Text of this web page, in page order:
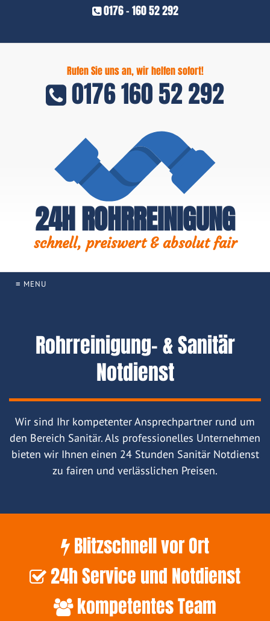
0176 - 160 52 292
Rufen Sie uns an, wir helfen sofort!
0176 160 52 292
24H ROHRREINIGUNG
schnell, preiswert & absolut fair
≡ MENU
Rohrreinigung- & Sanitär
Notdienst
Wir sind Ihr kompetenter Ansprechpartner rund um
den Bereich Sanitär. Als professionelles Unternehmen
bieten wir Ihnen einen 24 Stunden Sanitär Notdienst
zu fairen und verlässlichen Preisen.
Blitzschnell vor Ort
24h Service und Notdienst
kompetentes Team